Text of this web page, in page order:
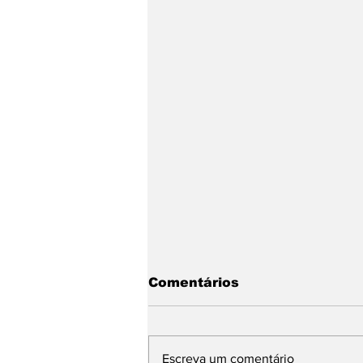
Comentários
Escreva um comentário